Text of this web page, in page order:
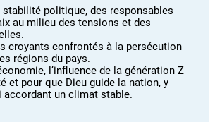
stabilité politique, des responsables
au milieu des tensions et des
croyants confrontés à la persécution
régions du pays.
l’influence de la génération Z
et pour que Dieu guide la nation, y
accordant un climat stable.